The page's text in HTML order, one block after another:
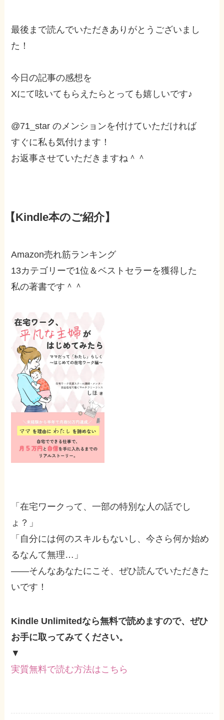
最後まで読んでいただきありがとうございまし
た！
今日の記事の感想を
Xにて呟いてもらえたらとっても嬉しいです♪
@71_star のメンションを付けていただければ
すぐに私も気付けます！
お返事させていただきますね＾＾
【Kindle本のご紹介】
Amazon売れ筋ランキング
13カテゴリーで1位＆ベストセラーを獲得した
私の著書です＾＾
「在宅ワークって、一部の特別な人の話でし
ょ？」
「自分には何のスキルもないし、今さら何か始め
るなんて無理…」
――そんなあなたにこそ、ぜひ読んでいただきた
いです！
Kindle Unlimitedなら無料で読めますので、ぜひ
お手に取ってみてください。
▼
実質無料で読む方法はこちら